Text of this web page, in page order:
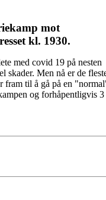
mot
kl. 1930.
med covid 19 på nesten
skader. Men nå er de
fram til å gå på en
og forhåpentligvis 3